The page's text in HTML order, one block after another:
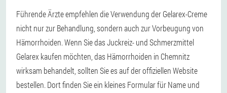
Führende Ärzte empfehlen die Verwendung der Gelarex-Creme
nicht nur zur Behandlung, sondern auch zur Vorbeugung von
Hämorrhoiden. Wenn Sie das Juckreiz- und Schmerzmittel
Gelarex kaufen möchten, das Hämorrhoiden in Chemnitz
wirksam behandelt, sollten Sie es auf der offiziellen Website
bestellen. Dort finden Sie ein kleines Formular für Name und